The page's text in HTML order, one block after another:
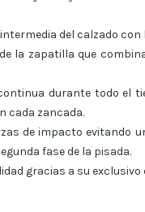
del calzado
la zapatilla que
durante todo el
cada zancada.
de impacto evitando
fase de la pisada.
gracias a su exclusivo